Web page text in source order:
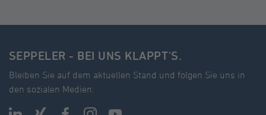
SEPPELER - BEI UNS KLAPPT'S.
Bleiben Sie auf dem aktuellen Stand und folgen Sie uns in
den sozialen Medien: